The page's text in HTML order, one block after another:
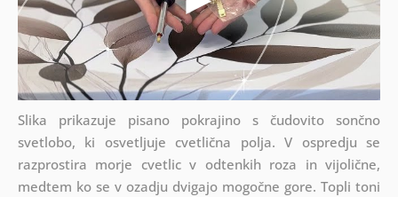
Slika prikazuje pisano pokrajino s čudovito sončno
svetlobo, ki osvetljuje cvetlična polja. V ospredju se
razprostira morje cvetlic v odtenkih roza in vijolične,
medtem ko se v ozadju dvigajo mogočne gore. Topli toni